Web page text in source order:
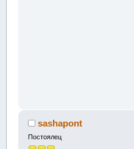
sashapont
Постоялец